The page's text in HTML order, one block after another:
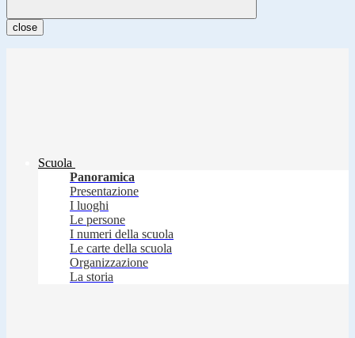
close
Scuola
Panoramica
Presentazione
I luoghi
Le persone
I numeri della scuola
Le carte della scuola
Organizzazione
La storia